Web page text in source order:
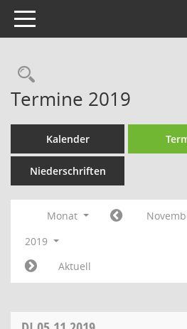
Toggle navigation
Rechercheauswahl
Termine 2019
Kalender
Niederschriften
Monat
2019
Aktuell